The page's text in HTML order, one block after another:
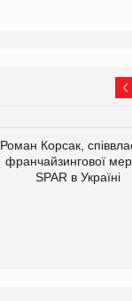
Роман Корсак,
франчайзингової
SPAR в Україні